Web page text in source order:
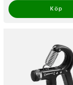
Köp